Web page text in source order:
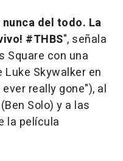
del todo. La
#THBS", señala
Square con una
Skywalker en
really gone"), al
Solo) y a las
la película